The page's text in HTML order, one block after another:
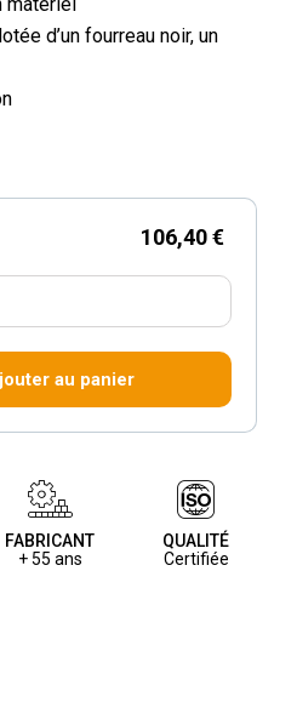
d’un fourreau noir, un
106,40 €
au panier
FABRICANT
+ 55 ans
QUALITÉ
Certifiée